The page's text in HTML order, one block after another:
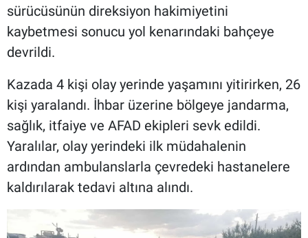
sürücüsünün direksiyon hakimiyetini
kaybetmesi sonucu yol kenarındaki bahçeye
devrildi.
Kazada 4 kişi olay yerinde yaşamını yitirirken, 26
kişi yaralandı. İhbar üzerine bölgeye jandarma,
sağlık, itfaiye ve AFAD ekipleri sevk edildi.
Yaralılar, olay yerindeki ilk müdahalenin
ardından ambulanslarla çevredeki hastanelere
kaldırılarak tedavi altına alındı.